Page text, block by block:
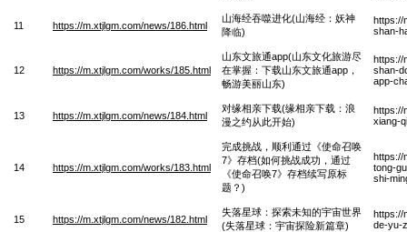
11 https://m.xtjlgm.com/news/186.html
山海经吞噬进化(山海经：妖神
降临)
https://
shan-
12 https://m.xtjlgm.com/works/185.html
山东文旅通app(山东文化旅游尽
在掌握：下载山东文旅通app，
畅游美丽山东)
https://
shan-
app-
13 https://m.xtjlgm.com/news/184.html
对缘相亲下载(缘相亲下载：浪
漫之约从此开始)
https://
xiang-
14 https://m.xtjlgm.com/works/183.html
完成挑战，顺利通过《使命召唤
7》存档(如何挑战成功，通过
《使命召唤7》存档续写原标
题？)
https://
tong-
shi-
15 https://m.xtjlgm.com/news/182.html
失落星球：探索未知的宇宙世界
(失落星球：宇宙探险新篇章)
https://
de-yu-